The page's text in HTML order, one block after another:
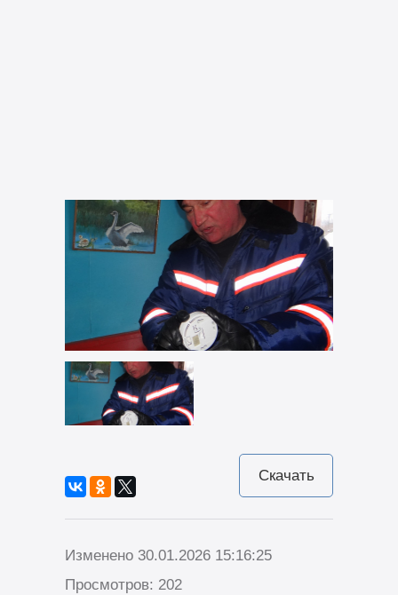
Скачать
Изменено 30.01.2026 15:16:25
Просмотров: 202